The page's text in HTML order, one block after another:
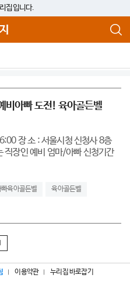
집입니다.
아빠 도전! 육아골든벨
장 소 : 서울시청 신청사 8층
직장인 예비 엄마/아빠 신청기간
육아골든벨 육아골든벨
이용약관 누리집 바로잡기